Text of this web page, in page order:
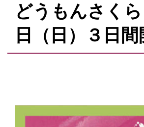
どうもんさく
日（日）３日間